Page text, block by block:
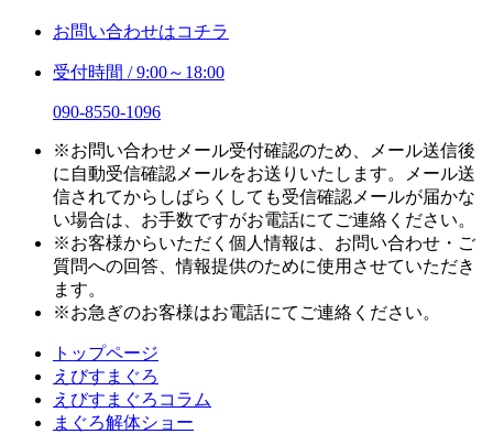
お問い合わせはコチラ
受付時間 / 9:00～18:00
090-8550-1096
※お問い合わせメール受付確認のため、メール送信後
に自動受信確認メールをお送りいたします。メール送
信されてからしばらくしても受信確認メールが届かな
い場合は、お手数ですがお電話にてご連絡ください。
※お客様からいただく個人情報は、お問い合わせ・ご
質問への回答、情報提供のために使用させていただき
ます。
※お急ぎのお客様はお電話にてご連絡ください。
トップページ
えびすまぐろ
えびすまぐろコラム
まぐろ解体ショー